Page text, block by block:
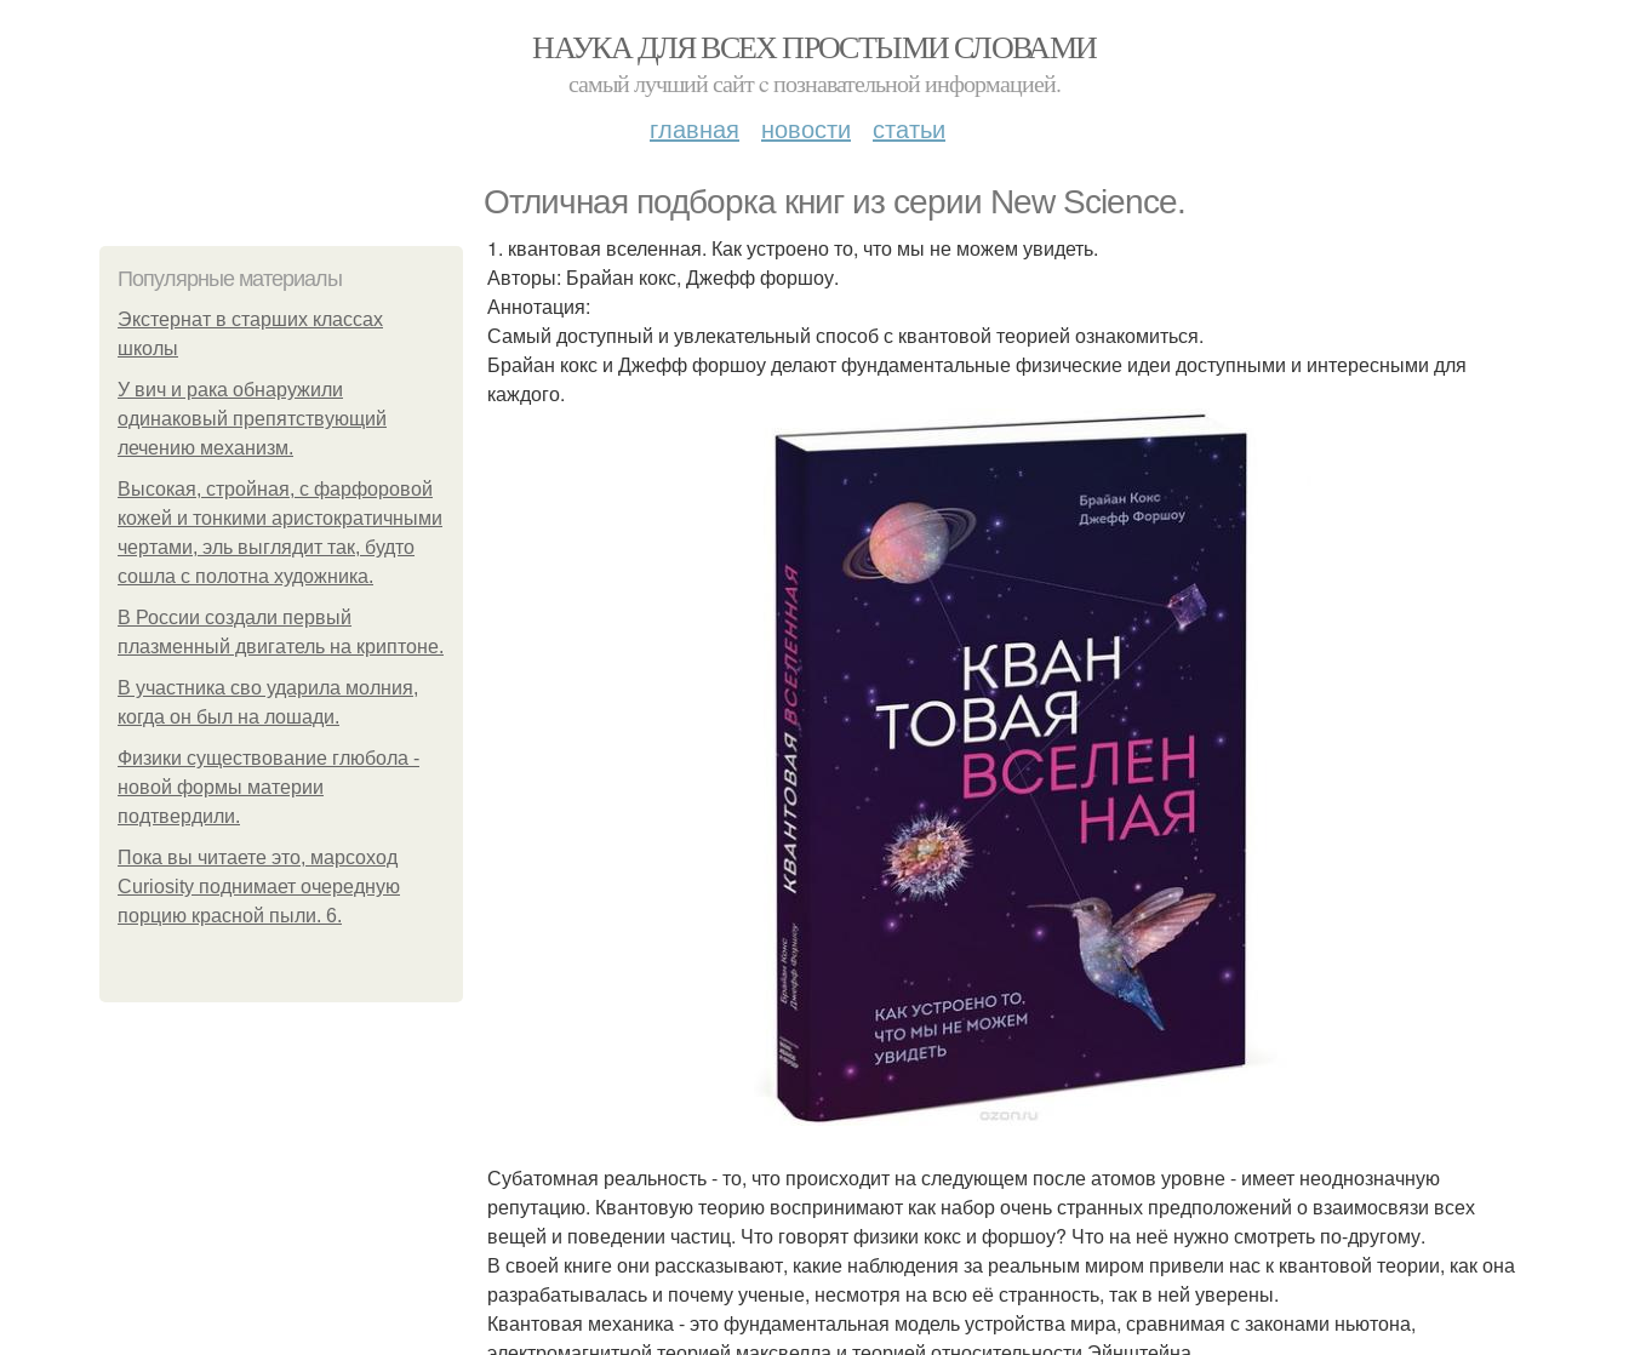
НАУКА ДЛЯ ВСЕХ ПРОСТЫМИ СЛОВАМИ
самый лучший сайт c познавательной информацией.
главная новости статьи
Отличная подборка книг из серии New Science.
Популярные материалы
Экстернат в старших классах
школы
У вич и рака обнаружили
одинаковый препятствующий
лечению механизм.
Высокая, стройная, с фарфоровой
кожей и тонкими аристократичными
чертами, эль выглядит так, будто
сошла с полотна художника.
В России создали первый
плазменный двигатель на криптоне.
В участника сво ударила молния,
когда он был на лошади.
Физики существование глюбола -
новой формы материи
подтвердили.
Пока вы читаете это, марсоход
Curiosity поднимает очередную
порцию красной пыли. 6.
1. квантовая вселенная. Как устроено то, что мы не можем увидеть.
Авторы: Брайан кокс, Джефф форшоу.
Аннотация:
Самый доступный и увлекательный способ с квантовой теорией ознакомиться.
Брайан кокс и Джефф форшоу делают фундаментальные физические идеи доступными и интересными для
каждого.
Субатомная реальность - то, что происходит на следующем после атомов уровне - имеет неоднозначную
репутацию. Квантовую теорию воспринимают как набор очень странных предположений о взаимосвязи всех
вещей и поведении частиц. Что говорят физики кокс и форшоу? Что на неё нужно смотреть по-другому.
В своей книге они рассказывают, какие наблюдения за реальным миром привели нас к квантовой теории, как она
разрабатывалась и почему ученые, несмотря на всю её странность, так в ней уверены.
Квантовая механика - это фундаментальная модель устройства мира, сравнимая с законами ньютона,